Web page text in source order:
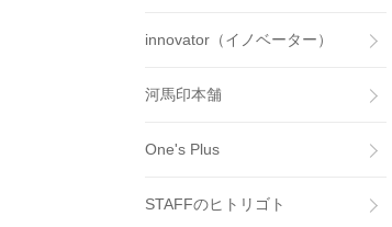
innovator（イノベーター）
河馬印本舗
One's Plus
STAFFのヒトリゴト